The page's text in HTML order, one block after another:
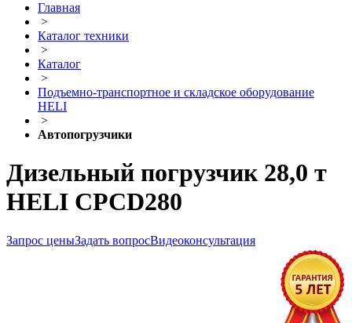
Главная
>
Каталог техники
>
Каталог
>
Подъемно-транспортное и складское оборудование
HELI
>
Автопогрузчики
Дизельный погрузчик 28,0 т
HELI CPCD280
Запрос ценыЗадать вопросВидеоконсультация